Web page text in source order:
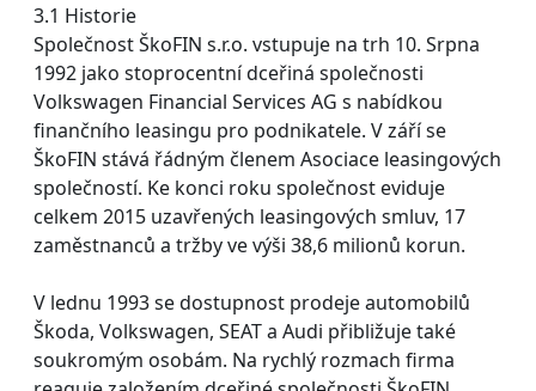
3.1 Historie
Společnost ŠkoFIN s.r.o. vstupuje na trh 10. Srpna
1992 jako stoprocentní dceřiná společnosti
Volkswagen Financial Services AG s nabídkou
finančního leasingu pro podnikatele. V září se
ŠkoFIN stává řádným členem Asociace leasingových
společností. Ke konci roku společnost eviduje
celkem 2015 uzavřených leasingových smluv, 17
zaměstnanců a tržby ve výši 38,6 milionů korun.
V lednu 1993 se dostupnost prodeje automobilů
Škoda, Volkswagen, SEAT a Audi přibližuje také
soukromým osobám. Na rychlý rozmach firma